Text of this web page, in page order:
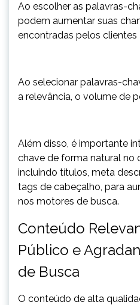
Ao escolher as palavras-
podem aumentar suas
encontradas pelos clientes
Ao selecionar palavras-
a relevância, o volume de
Além disso, é importante
chave de forma natural no
incluindo títulos, meta
tags de cabeçalho, para
nos motores de busca.
Conteúdo
Público e
de Busca
O conteúdo de alta